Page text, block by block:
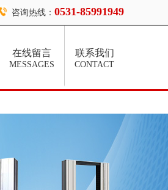
咨询热线： 0531-85991949
在线留言
MESSAGES
联系我们
CONTACT